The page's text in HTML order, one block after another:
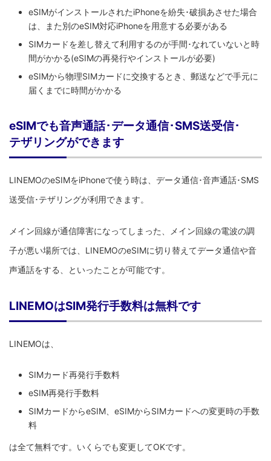
eSIMがインストールされたiPhoneを紛失･破損あさせた場合
は、また別のeSIM対応iPhoneを用意する必要がある
SIMカードを差し替えて利用するのが手間･なれていないと時
間がかかる(eSIMの再発行やインストールが必要)
eSIMから物理SIMカードに交換するとき、郵送などで手元に
届くまでに時間がかかる
eSIMでも音声通話･データ通信･SMS送受信･
テザリングができます
LINEMOのeSIMをiPhoneで使う時は、データ通信･音声通話･SMS
送受信･テザリングが利用できます。
メイン回線が通信障害になってしまった、メイン回線の電波の調
子が悪い場所では、LINEMOのeSIMに切り替えてデータ通信や音
声通話をする、といったことが可能です。
LINEMOはSIM発行手数料は無料です
LINEMOは、
SIMカード再発行手数料
eSIM再発行手数料
SIMカードからeSIM、eSIMからSIMカードへの変更時の手数
料
は全て無料です。いくらでも変更してOKです。